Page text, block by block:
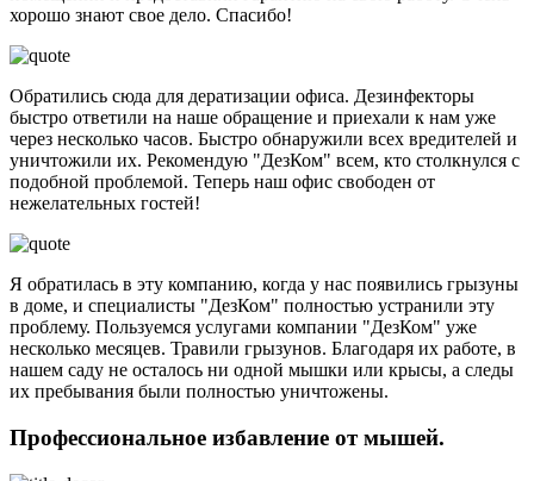
хорошо знают свое дело. Спасибо!
Обратились сюда для дератизации офиса. Дезинфекторы
быстро ответили на наше обращение и приехали к нам уже
через несколько часов. Быстро обнаружили всех вредителей и
уничтожили их. Рекомендую "ДезКом" всем, кто столкнулся с
подобной проблемой. Теперь наш офис свободен от
нежелательных гостей!
Я обратилась в эту компанию, когда у нас появились грызуны
в доме, и специалисты "ДезКом" полностью устранили эту
проблему. Пользуемся услугами компании "ДезКом" уже
несколько месяцев. Травили грызунов. Благодаря их работе, в
нашем саду не осталось ни одной мышки или крысы, а следы
их пребывания были полностью уничтожены.
Профессиональное избавление от мышей.